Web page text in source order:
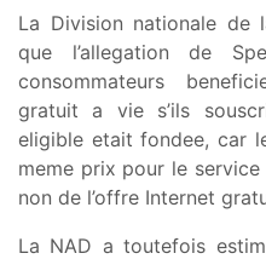
La Division nationale de
que l’allegation de
consommateurs
gratuit a vie s’ils
eligible etait fondee, car
meme prix pour le service
non de l’offre Internet
La NAD a toutefois